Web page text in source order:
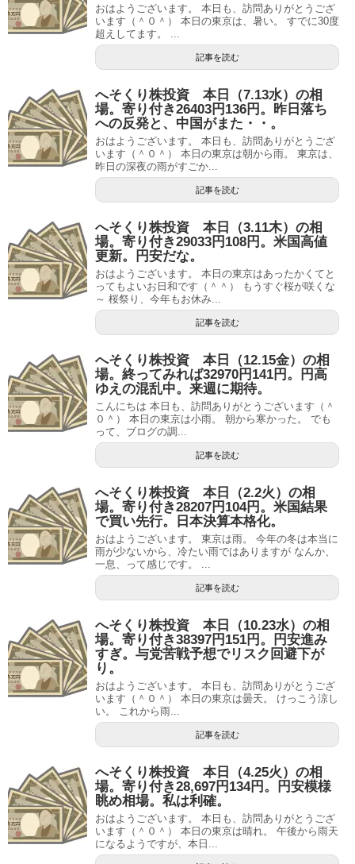
おはようございます。 本日も、訪問ありがとうござ
います（＾０＾） 本日の東京は、暑い。 すでに30度
超えしてます。 ...
記事を読む
へそくり株投資 本日（7.13水）の相
場。寄り付き26403円136円。昨日落ち
への反発と、中国がまた・・。
おはようございます。 本日も、訪問ありがとうござ
います（＾０＾） 本日の東京は朝から雨。 東京は、
昨日の深夜の雨がすごか...
記事を読む
へそくり株投資 本日（3.11木）の相
場。寄り付き29033円108円。米国高値
更新。円安だな。
おはようございます。 本日の東京はあったかくてと
ってもよいお日和です（＾＾） もうすぐ桜が咲くな
～ 桜祭り、今年もお休み...
記事を読む
へそくり株投資 本日（12.15金）の相
場。終ってみれば32970円141円。円高
ゆえの混乱中。来週に期待。
こんにちは 本日も、訪問ありがとうございます（＾
０＾） 本日の東京は小雨。 朝から寒かった。 でも
って、ブログの調...
記事を読む
へそくり株投資 本日（2.2火）の相
場。寄り付き28207円104円。米国結果
で買い先行。日本決算本格化。
おはようございます。 東京は雨。 今年の冬は本当に
雨が少ないから、冷たい雨ではありますが なんか、
一息、って感じです。 ...
記事を読む
へそくり株投資 本日（10.23水）の相
場。寄り付き38397円151円。円安進み
すぎ。与党苦戦予想でリスク回避下が
り。
おはようございます。 本日も、訪問ありがとうござ
います（＾０＾） 本日の東京は曇天。 けっこう涼し
い。 これから雨...
記事を読む
へそくり株投資 本日（4.25火）の相
場。寄り付き28,697円134円。円安模様
眺め相場。私は利確。
おはようございます。 本日も、訪問ありがとうござ
います（＾０＾） 本日の東京は晴れ。 午後から雨天
になるようですが、本日...